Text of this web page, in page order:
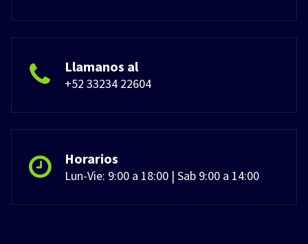
Llamanos al
+52 33234 22604
Horarios
Lun-Vie: 9:00 a 18:00 | Sab 9:00 a 14:00